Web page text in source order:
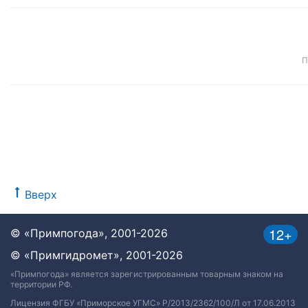
Вверх
12+
© «Примпогода», 2001-2026
© «Примгидромет», 2001-2026
«Примпогода» является зарегистрированным товарным знаком на
территории РФ.
Лицензия ФГБУ «Приморское УГМС» Р/2013/2362/100/Л от 17.06.2013